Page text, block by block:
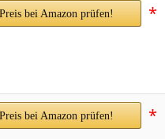
Preis bei Amazon prüfen! *
Preis bei Amazon prüfen! *